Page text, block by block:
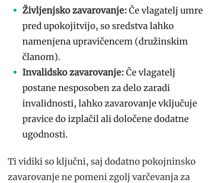
Življenjsko zavarovanje: Če vlagatelj umre
pred upokojitvijo, so sredstva lahko
namenjena upravičencem (družinskim
članom).
Invalidsko zavarovanje: Če vlagatelj
postane nesposoben za delo zaradi
invalidnosti, lahko zavarovanje vključuje
pravice do izplačil ali določene dodatne
ugodnosti.
Ti vidiki so ključni, saj dodatno pokojninsko
zavarovanje ne pomeni zgolj varčevanja za